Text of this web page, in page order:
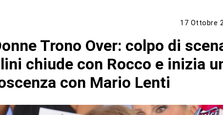
17 Ottobre
Trono Over: colpo di
chiude con Rocco e inizia
con Mario Lenti